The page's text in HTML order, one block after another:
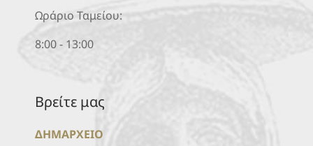
Ωράριο Ταμείου:
8:00 - 13:00
Βρείτε μας
ΔΗΜΑΡΧΕΙΟ